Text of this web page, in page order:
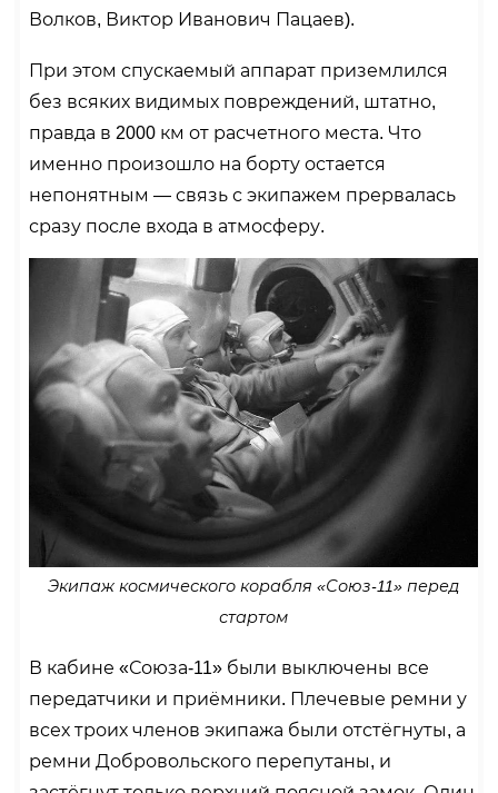
Волков, Виктор Иванович Пацаев).
При этом спускаемый аппарат приземлился
без всяких видимых повреждений, штатно,
правда в 2000 км от расчетного места. Что
именно произошло на борту остается
непонятным — связь с экипажем прервалась
сразу после входа в атмосферу.
Экипаж космического корабля «Союз-11» перед
стартом
В кабине «Союза-11» были выключены все
передатчики и приёмники. Плечевые ремни у
всех троих членов экипажа были отстёгнуты, а
ремни Добровольского перепутаны, и